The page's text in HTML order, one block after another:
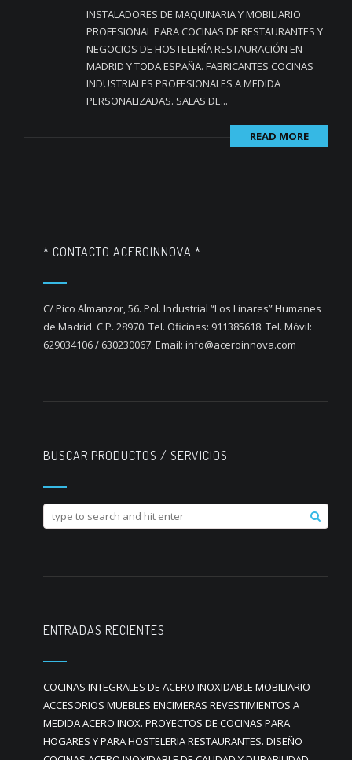
INSTALADORES DE MAQUINARIA Y MOBILIARIO
PROFESIONAL PARA COCINAS DE RESTAURANTES Y
NEGOCIOS DE HOSTELERÍA RESTAURACIÓN EN
MADRID Y TODA ESPAÑA. FABRICANTES COCINAS
INDUSTRIALES PROFESIONALES A MEDIDA
PERSONALIZADAS. SALAS DE...
READ MORE
* CONTACTO ACEROINNOVA *
C/ Pico Almanzor, 56. Pol. Industrial “Los Linares” Humanes
de Madrid. C.P. 28970. Tel. Oficinas: 911385618. Tel. Móvil:
629034106 / 630230067. Email: info@aceroinnova.com
BUSCAR PRODUCTOS / SERVICIOS
ENTRADAS RECIENTES
COCINAS INTEGRALES DE ACERO INOXIDABLE MOBILIARIO
ACCESORIOS MUEBLES ENCIMERAS REVESTIMIENTOS A
MEDIDA ACERO INOX. PROYECTOS DE COCINAS PARA
HOGARES Y PARA HOSTELERIA RESTAURANTES. DISEÑO